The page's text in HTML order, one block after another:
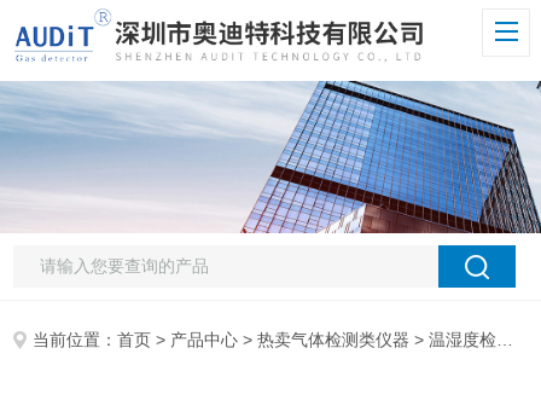
当前位置：首页 > 产品中心 >热卖气体检测类仪器 >温湿度检测仪